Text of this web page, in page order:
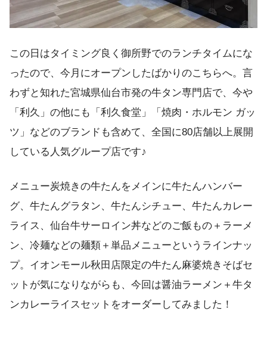
この日はタイミング良く御所野でのランチタイムにな
ったので、今月にオープンしたばかりのこちらへ。言
わずと知れた宮城県仙台市発の牛タン専門店で、今や
「利久」の他にも「利久食堂」「焼肉・ホルモン ガッ
ツ」などのブランドも含めて、全国に80店舗以上展開
している人気グループ店です♪
メニュー炭焼きの牛たんをメインに牛たんハンバー
グ、牛たんグラタン、牛たんシチュー、牛たんカレー
ライス、仙台牛サーロイン丼などのご飯もの＋ラーメ
ン、冷麺などの麺類＋単品メニューというラインナッ
プ。イオンモール秋田店限定の牛たん麻婆焼きそばセ
ットが気になりながらも、今回は醤油ラーメン＋牛タ
ンカレーライスセットをオーダーしてみました！